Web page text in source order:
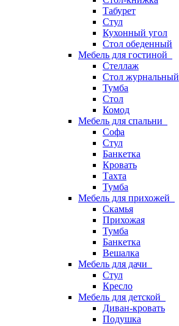
Табурет
Стул
Кухонный угол
Стол обеденный
Мебель для гостиной
Стеллаж
Стол журнальный
Тумба
Стол
Комод
Мебель для спальни
Софа
Стул
Банкетка
Кровать
Тахта
Тумба
Мебель для прихожей
Скамья
Прихожая
Тумба
Банкетка
Вешалка
Мебель для дачи
Стул
Кресло
Мебель для детской
Диван-кровать
Подушка